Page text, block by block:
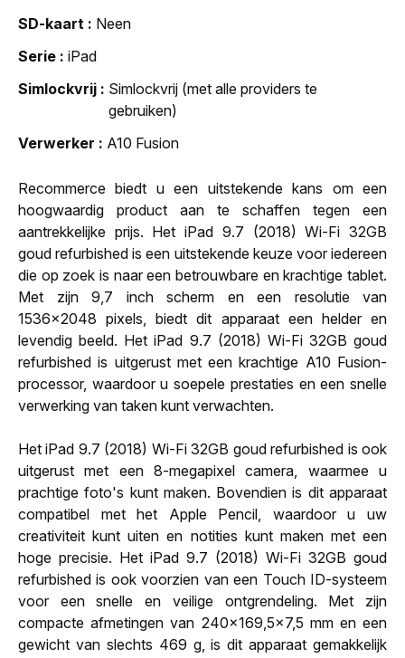
SD-kaart
Neen
Serie
iPad
Simlockvrij
Simlockvrij (met alle providers te
gebruiken)
Verwerker
A10 Fusion
Recommerce biedt u een uitstekende kans om een
hoogwaardig product aan te schaffen tegen een
aantrekkelijke prijs. Het iPad 9.7 (2018) Wi-Fi 32GB
goud refurbished is een uitstekende keuze voor iedereen
die op zoek is naar een betrouwbare en krachtige tablet.
Met zijn 9,7 inch scherm en een resolutie van
1536x2048 pixels, biedt dit apparaat een helder en
levendig beeld. Het iPad 9.7 (2018) Wi-Fi 32GB goud
refurbished is uitgerust met een krachtige A10 Fusion-
processor, waardoor u soepele prestaties en een snelle
verwerking van taken kunt verwachten.
Het iPad 9.7 (2018) Wi-Fi 32GB goud refurbished is ook
uitgerust met een 8-megapixel camera, waarmee u
prachtige foto's kunt maken. Bovendien is dit apparaat
compatibel met het Apple Pencil, waardoor u uw
creativiteit kunt uiten en notities kunt maken met een
hoge precisie. Het iPad 9.7 (2018) Wi-Fi 32GB goud
refurbished is ook voorzien van een Touch ID-systeem
voor een snelle en veilige ontgrendeling. Met zijn
compacte afmetingen van 240x169,5x7,5 mm en een
gewicht van slechts 469 g, is dit apparaat gemakkelijk